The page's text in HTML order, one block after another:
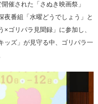
催された「さぬき映画祭」
夜番組「水曜どうでしょう」と
ゴリパラ見聞録」に参加し、
ッズ」が見守る中、ゴリパラ一